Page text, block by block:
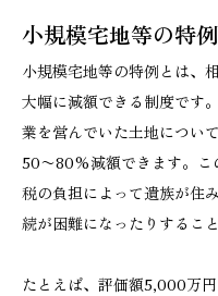
小規模宅地等の特
小規模宅地等の特例とは、
大幅に減額できる制度です
業を営んでいた土地につい
50〜80%減額できます。こ
税の負担によって遺族が住
続が困難になったりするこ
たとえば、評価額5,000万